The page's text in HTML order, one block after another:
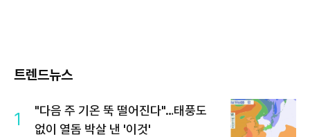
트렌드뉴스
1
"다음 주 기온 뚝 떨어진다"…태풍도
없이 열돔 박살 낸 '이것'